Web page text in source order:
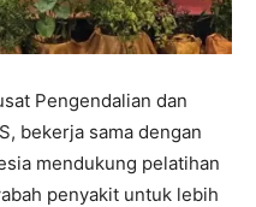
Pengendalian dan
bekerja sama dengan
mendukung pelatihan
penyakit untuk lebih